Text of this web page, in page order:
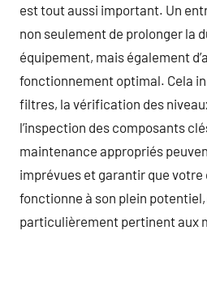
est tout aussi important. Un
non seulement de prolonger la
équipement, mais également
fonctionnement optimal. Cela
filtres, la vérification des
l’inspection des composants
maintenance appropriés
imprévues et garantir que
fonctionne à son plein
particulièrement pertinent aux